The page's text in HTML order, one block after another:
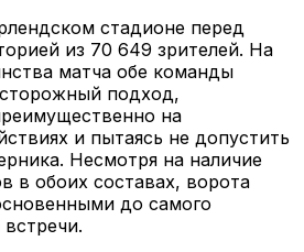
стадионе перед
из 70 649 зрителей. На
матча обе команды
подход,
на
и пытаясь не допустить
Несмотря на наличие
в обоих составах, ворота
до самого